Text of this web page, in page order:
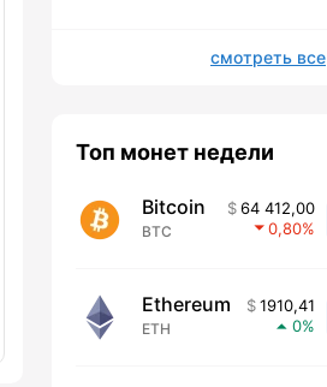
смотреть все
Топ монет недели
Bitcoin
BTC
64 412,00
0,80
Ethereum
ETH
1910,41
0